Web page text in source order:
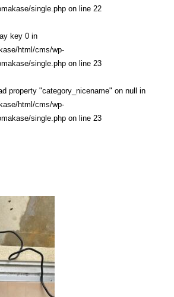
single.php on line 22
key 0 in
html/cms/wp-
single.php on line 23
property "category_nicename" on null in
html/cms/wp-
single.php on line 23